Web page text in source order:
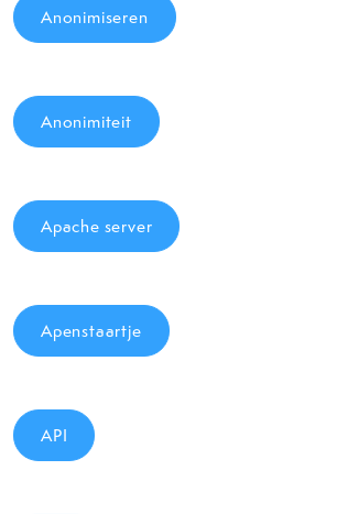
Anonimiseren
Anonimiteit
Apache server
Apenstaartje
API